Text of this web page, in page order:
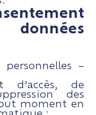
personnelles –
d’accès, de
des
moment en